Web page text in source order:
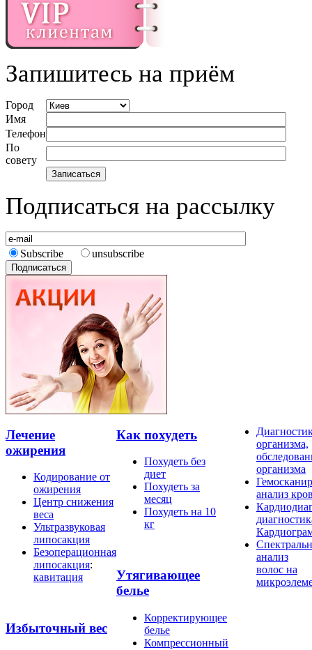
Запишитесь на приём
Город
Имя
Телефон
По
совету
Подписаться на рассылку
Subscribe unsubscribe
Лечение
ожирения
Кодирование от
ожирения
Центр снижения
веса
Ультразвуковая
липосакция
Безоперационная
липосакция:
кавитация
Избыточный вес
Как похудеть
Похудеть без
диет
Похудеть за
месяц
Похудеть на 10
кг
Утягивающее
белье
Корректирующее
белье
Компрессионный
организма,
организма
анализ
анализ
волос на